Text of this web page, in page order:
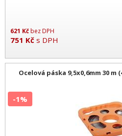
621 Kčbez DPH
751 Kč s DPH
Ocelová páska 9,5x0,6mm 30 m
-1%